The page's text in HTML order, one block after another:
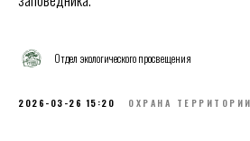
Отдел экологического просвещения
2026-03-26 15:20 ОХРАНА ТЕРРИТОРИИ